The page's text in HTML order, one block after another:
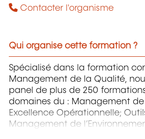
Contacter l'organisme
Qui organise cette formation ?
Spécialisé dans la formation
Management de la Qualité,
panel de plus de 250
domaines du : Management
Excellence Opérationnelle;
Management de